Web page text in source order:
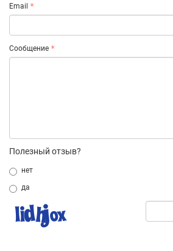
Email
Сообщение
Полезный отзыв?
нет
да